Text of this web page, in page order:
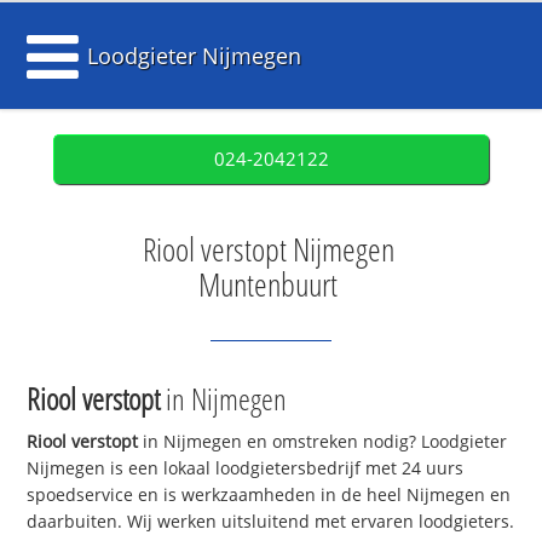
Loodgieter Nijmegen
024-2042122
Riool verstopt Nijmegen
Muntenbuurt
Riool verstoptin Nijmegen
Riool verstoptin Nijmegen en omstreken nodig? Loodgieter
Nijmegen is een lokaal loodgietersbedrijf met 24 uurs
spoedservice en is werkzaamheden in de heel Nijmegen en
daarbuiten. Wij werken uitsluitend met ervaren loodgieters.